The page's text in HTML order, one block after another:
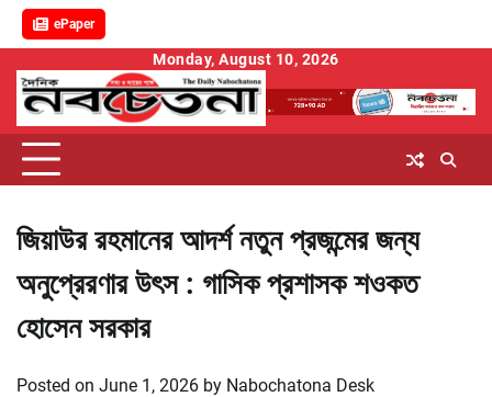
ePaper
content
Monday, August 10, 2026
জিয়াউর রহমানের আদর্শ নতুন প্রজন্মের জন্য
অনুপ্রেরণার উৎস : গাসিক প্রশাসক শওকত
হোসেন সরকার
Posted on June 1, 2026 by Nabochatona Desk